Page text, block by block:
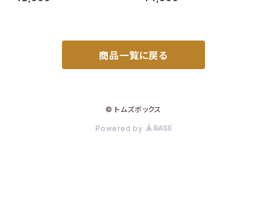
書店刊
商品一覧に戻る
© トムズボックス
Powered by